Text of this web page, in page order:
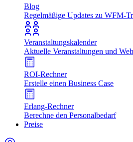
Blog
Regelmäßige Updates zu WFM-
Veranstaltungskalender
Aktuelle Veranstaltungen und
ROI-Rechner
Erstelle einen Business Case
Erlang-Rechner
Berechne den Personalbedarf
Preise